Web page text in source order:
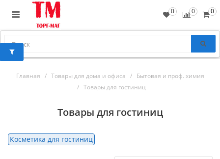
0
0
0
Главная Товары для дома и офиса
Бытовая и проф. химия
Товары для гостиниц
Товары для гостиниц
Косметика для гостиниц